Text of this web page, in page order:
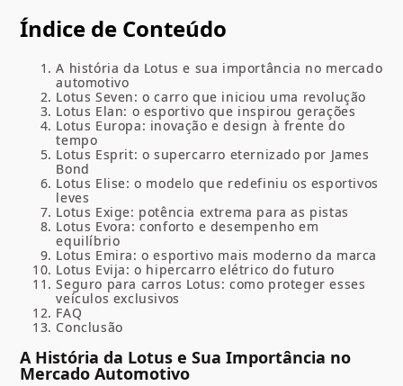
Índice de Conteúdo
A história da Lotus e sua importância no mercado
automotivo
Lotus Seven: o carro que iniciou uma revolução
Lotus Elan: o esportivo que inspirou gerações
Lotus Europa: inovação e design à frente do
tempo
Lotus Esprit: o supercarro eternizado por James
Bond
Lotus Elise: o modelo que redefiniu os esportivos
leves
Lotus Exige: potência extrema para as pistas
Lotus Evora: conforto e desempenho em
equilíbrio
Lotus Emira: o esportivo mais moderno da marca
Lotus Evija: o hipercarro elétrico do futuro
Seguro para carros Lotus: como proteger esses
veículos exclusivos
FAQ
Conclusão
A História da Lotus e Sua Importância no
Mercado Automotivo